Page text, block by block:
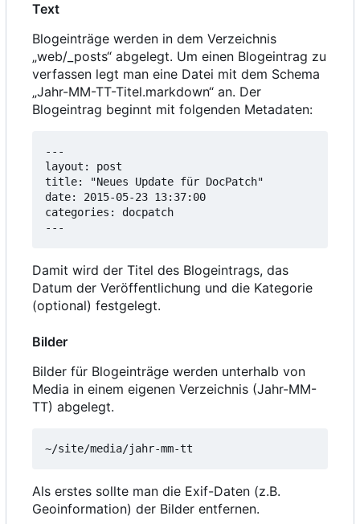
Text
Blogeinträge werden in dem Verzeichnis
„web/_posts“ abgelegt. Um einen Blogeintrag zu
verfassen legt man eine Datei mit dem Schema
„Jahr-MM-TT-Titel.markdown“ an. Der
Blogeintrag beginnt mit folgenden Metadaten:
---
layout: post
title: "Neues Update für DocPatch"
date: 2015-05-23 13:37:00
categories: docpatch
---
Damit wird der Titel des Blogeintrags, das
Datum der Veröffentlichung und die Kategorie
(optional) festgelegt.
Bilder
Bilder für Blogeinträge werden unterhalb von
Media in einem eigenen Verzeichnis (Jahr-MM-
TT) abgelegt.
Als erstes sollte man die Exif-Daten (z.B.
Geoinformation) der Bilder entfernen.